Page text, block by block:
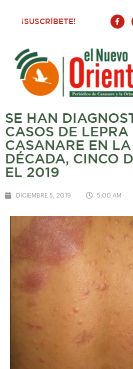
¡SUSCRÍBETE!
F
a
c
o
o
-
SE HAN
CASOS DE LEPRA
CASANARE EN
DÉCADA, CINCO
EL 2019
DICIEMBRE 5, 2019 5:00 AM